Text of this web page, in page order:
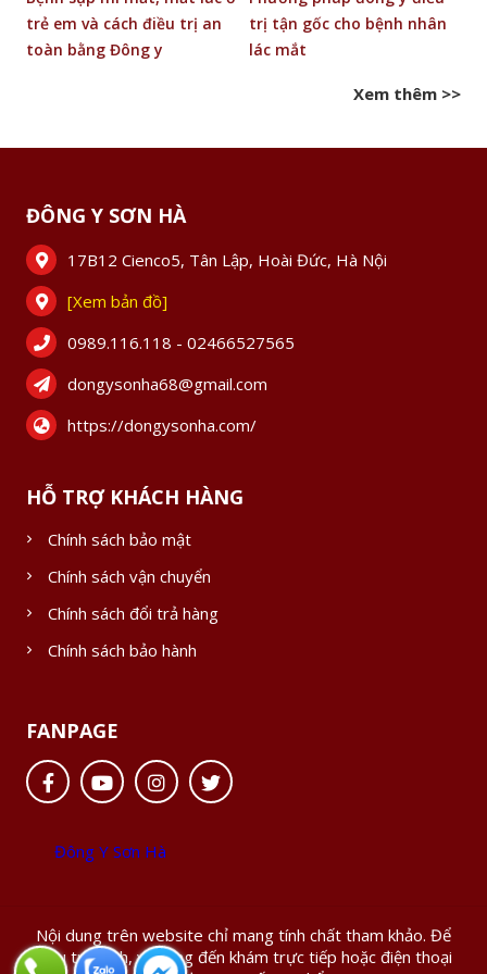
trẻ em và cách điều trị an
toàn bằng Đông y
trị tận gốc cho bệnh nhân
lác mắt
Xem thêm >>
ĐÔNG Y SƠN HÀ
17B12 Cienco5, Tân Lập, Hoài Đức, Hà Nội
[Xem bản đồ]
0989.116.118 - 02466527565
dongysonha68@gmail.com
https://dongysonha.com/
HỖ TRỢ KHÁCH HÀNG
Chính sách bảo mật
Chính sách vận chuyển
Chính sách đổi trả hàng
Chính sách bảo hành
FANPAGE
Đông Y Sơn Hà
Nội dung trên website chỉ mang tính chất tham khảo. Để
điều trị bệnh, vui lòng đến khám trực tiếp hoặc điện thoại